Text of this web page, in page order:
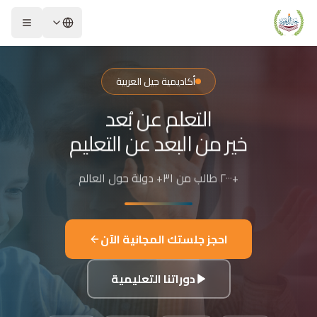
أكاديمية جيل العربية – Jeel Alarabiya Academy
أكاديمية جيل العربية هي منصة تعليمية عبر الإنترنت تأسست عام 2023، متخصصة في تعليم اللغة العربية وتجويد القرآن الكريم والتربية الإسلامية والعلوم للأطفال والبالغين من مختلف أنحاء العالم.
ما الذي تقدمه الأكاديمية؟
تعليم اللغة العربية للناطقين بها وغير الناطقين بها
تجويد وحفظ القرآن الكريم مع إجازات معتمدة
الدراسات الإسلامية والتربية الدينية
اللغة الإنجليزية والفرنسية
البرمجة وعلم الفلك والفنون
تفاصيل الدراسة
الفئات العمرية المستهدفة: من 4 سنوات حتى البالغين
شكل التعليم: مجموعات صغيرة 3-5 طلاب، أو حصص فردية
اللغات المستخدمة في التدريس: العربية، التركية، الإنجليزية، الفرنسية
الشريحة 2 من 4: التعلم عن بُعد خير من البعد عن التعليم
أكاديمية جيل العربية
التعلم عن بُعد
خير من البعد عن التعليم
+٢٠٠٠ طالب من ٣١+ دولة حول العالم
احجز جلستك المجانية الآن
دوراتنا التعليمية